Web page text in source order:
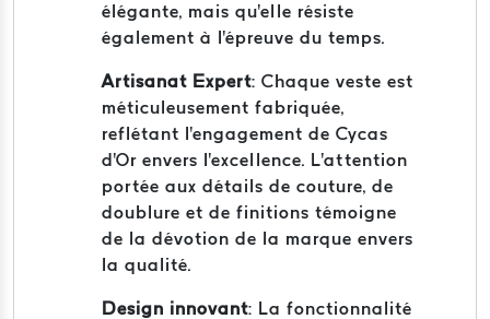
élégante, mais qu'elle résiste
également à l'épreuve du temps.
Artisanat Expert: Chaque veste est
méticuleusement fabriquée,
reflétant l'engagement de Cycas
d'Or envers l'excellence. L'attention
portée aux détails de couture, de
doublure et de finitions témoigne
de la dévotion de la marque envers
la qualité.
Design innovant: La fonctionnalité